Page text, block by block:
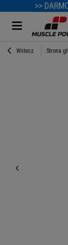
>>
Wstecz Strona